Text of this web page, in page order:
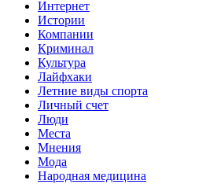
Интернет
Истории
Компании
Криминал
Культура
Лайфхаки
Летние виды спорта
Личный счет
Люди
Места
Мнения
Мода
Народная медицина